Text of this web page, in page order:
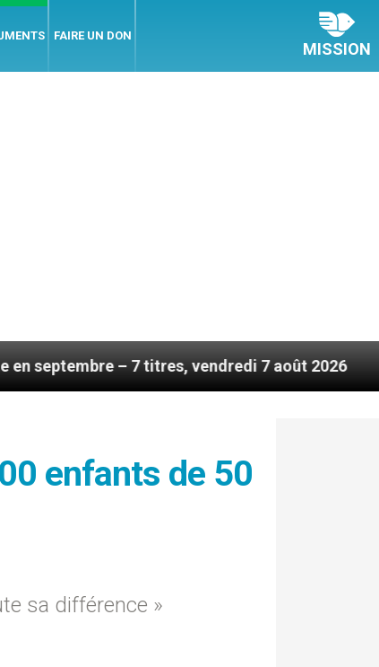
FAIRE UN DON
MISSION
– 7 titres, vendredi 7 août 2026 Léon XIV
enfants de 50
sa différence »